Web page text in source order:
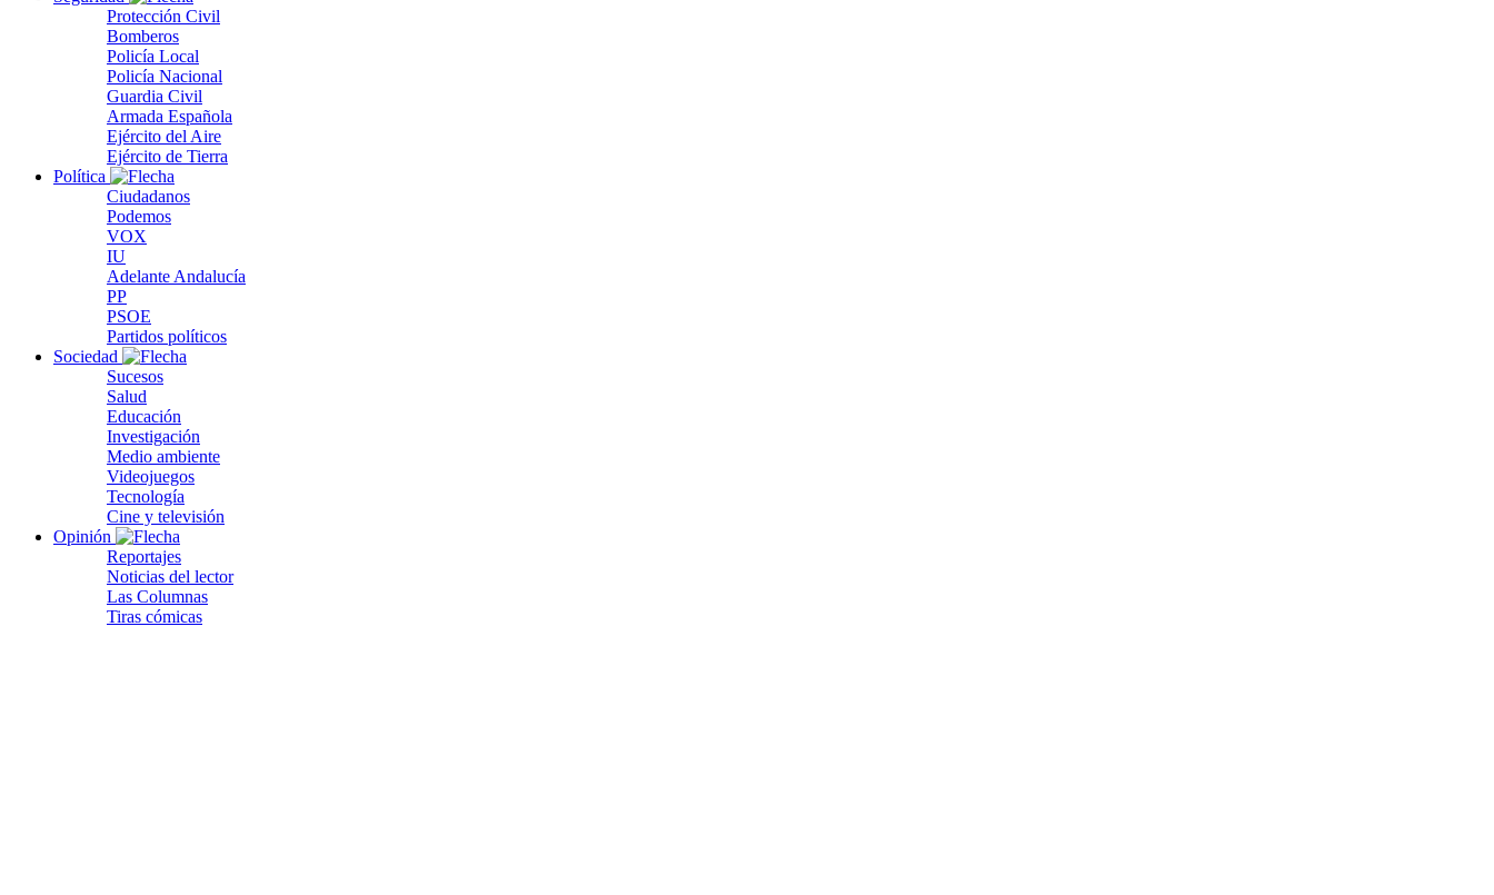
Protección Civil
Bomberos
Policía Local
Policía Nacional
Guardia Civil
Armada Española
Ejército del Aire
Ejército de Tierra
Política
Ciudadanos
Podemos
VOX
IU
Adelante Andalucía
PP
PSOE
Partidos políticos
Sociedad
Sucesos
Salud
Educación
Investigación
Medio ambiente
Videojuegos
Tecnología
Cine y televisión
Opinión
Reportajes
Noticias del lector
Las Columnas
Tiras cómicas